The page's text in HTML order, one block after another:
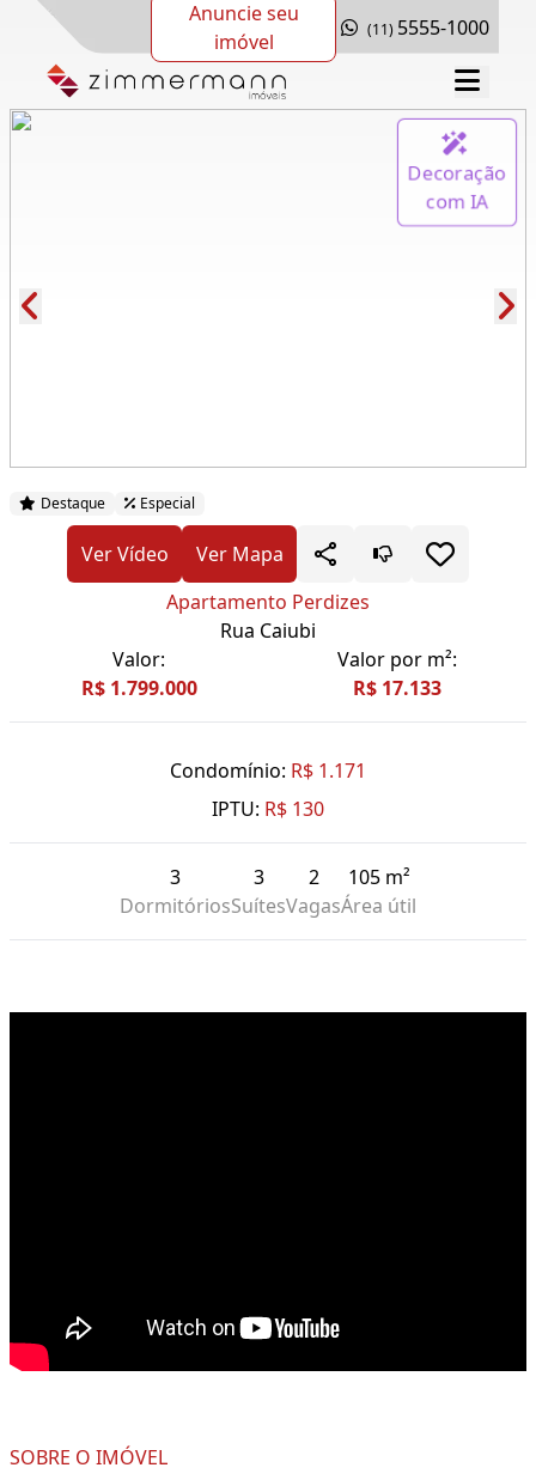
Anuncie seu
imóvel
(11) 5555-1000
Decoração
com IA
Destaque Especial
Ver Vídeo
Ver Mapa
Apartamento Perdizes
Rua Caiubi
Valor:
R$ 1.799.000
Valor por m²:
R$ 17.133
Condomínio: R$ 1.171
IPTU: R$ 130
3
Dormitórios
3
Suítes
2
Vagas
105 m²
Área útil
SOBRE O IMÓVEL